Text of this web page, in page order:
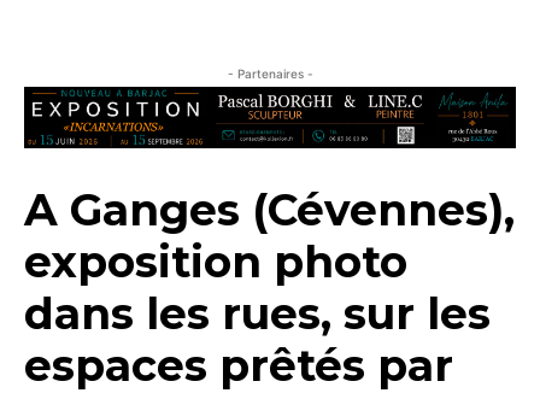
- Partenaires -
A Ganges (Cévennes),
exposition photo
dans les rues, sur les
espaces prêtés par